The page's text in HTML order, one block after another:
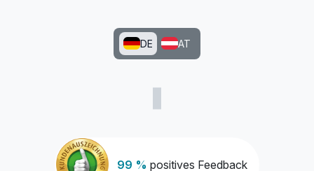
99 % positives Feedback
DE AT